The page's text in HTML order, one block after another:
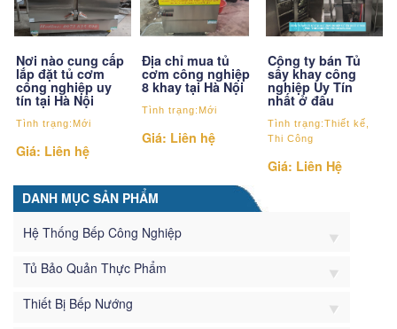
Nơi nào cung cấp
lắp đặt tủ cơm
công nghiệp uy
tín tại Hà Nội
Tình trạng:Mới
Giá: Liên hệ
Địa chỉ mua tủ
cơm công nghiệp
8 khay tại Hà Nội
Tình trạng:Mới
Giá: Liên hệ
Công ty bán Tủ
sấy khay công
nghiệp Uy Tín
nhất ở đâu
Tình trạng:Thiết kế,
Thi Công
Giá: Liên Hệ
DANH MỤC SẢN PHẨM
Hệ Thống Bếp Công Nghiệp
Tủ Bảo Quản Thực Phẩm
Thiết Bị Bếp Nướng